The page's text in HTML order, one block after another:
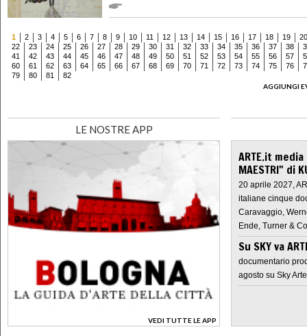
1 2 3 4 5 6 7 8 9 10 11 12 13 14 15 16 17 18 19
20
22
23 24 25 26 27 28 29 30 31 32 33 34 35 36 37 38
41
42 43 44 45 46 47 48 49 50 51 52 53 54 55 56 57
60
61 62 63 64 65 66 67 68 69 70 71 72 73 74 75 76
79
80 81
82
AGGIUNGI
LE NOSTRE APP
VEDI TUTTE LE APP
>
ARTE.it
MAESTRI" di
20 aprile 2027,
italiane cinque
Caravaggio,
Ende, Turner &
Su SKY va
documentario
agosto su Sky Arte